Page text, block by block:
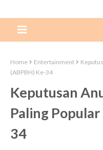
Home Entertainment
(ABPBH) Ke-34
Keputusan
Paling
34